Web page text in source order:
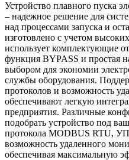
Устройство плавного пуска
– надежное решение для
над процессами запуска и
изготовлено с учетом
использует комплектующие
функция BYPASS и простая
выбором для экономии
службы оборудования.
протоколов и возможность
обеспечивают легкую
предприятия. Различные
подобрать устройство под
протокола MODBUS RTU,
возможность удаленного
обеспечивая максимальную